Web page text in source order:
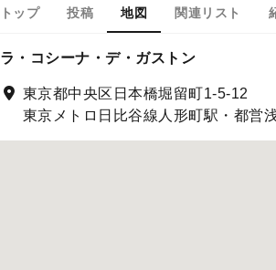
トップ 投稿 地図 関連リスト
ラ・コシーナ・デ・ガストン
東京都中央区日本橋堀留町1-5-12
東京メトロ日比谷線人形町駅・都営